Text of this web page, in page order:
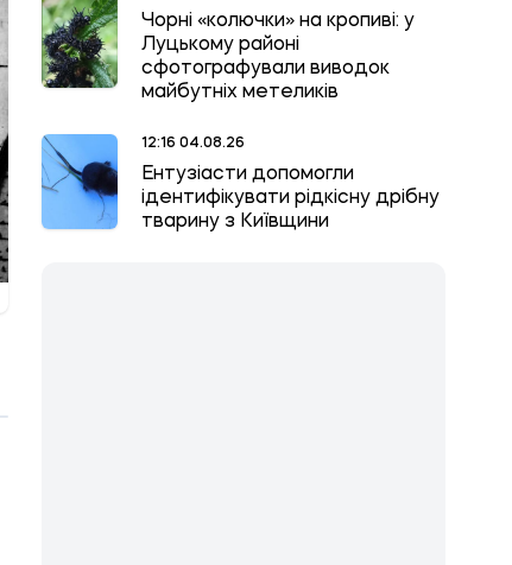
Чорні «колючки» на кропиві: у
Луцькому районі
сфотографували виводок
майбутніх метеликів
12:16 04.08.26
Ентузіасти допомогли
ідентифікувати рідкісну дрібну
тварину з Київщини